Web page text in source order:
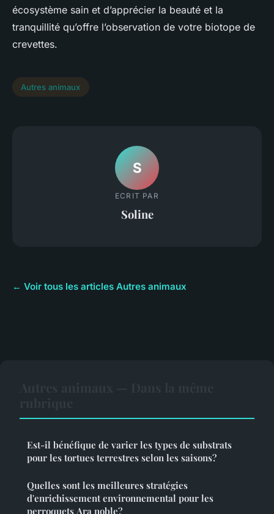
écosystème sain et d’apprécier la beauté et la
tranquillité qu’offre l’observation de votre biotope de
crevettes.
Autres animaux
S
ECRIT PAR
Soline
← Voir tous les articles Autres animaux
Est-il bénéfique de varier les types de substrats
pour les tortues terrestres selon les saisons?
Quelles sont les meilleures stratégies
d'enrichissement environnemental pour les
perroquets Ara noble?